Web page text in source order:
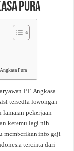
Pura
Pura
PT. Angkasa
tersedia lowongan
lamaran pekerjaan
ketemu lagi nih
memberikan info gaji
tercinta dari